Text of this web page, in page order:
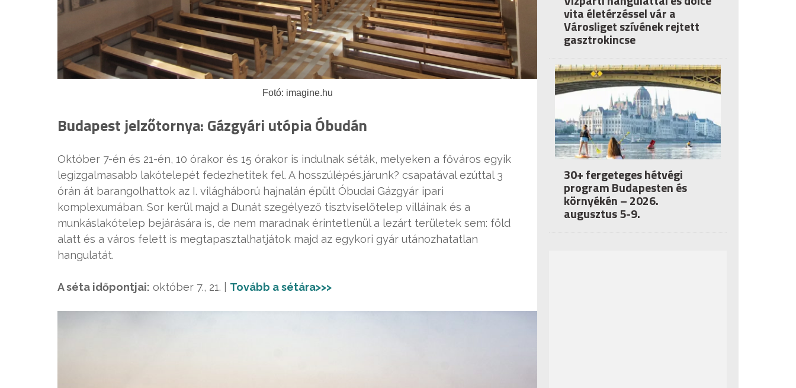
Fotó: imagine.hu
Budapest jelzőtornya: Gázgyári utópia Óbudán
Október 7-én és 21-én, 10 órakor és 15 órakor is indulnak séták, melyeken a főváros egyik
legizgalmasabb lakótelepét fedezhetitek fel. A hosszúlépés.járunk? csapatával ezúttal 3
órán át barangolhattok az I. világháború hajnalán épült Óbudai Gázgyár ipari
komplexumában. Sor kerül majd a Dunát szegélyező tisztviselőtelep villáinak és a
munkáslakótelep bejárására is, de nem maradnak érintetlenül a lezárt területek sem: föld
alatt és a város felett is megtapasztalhatjátok majd az egykori gyár utánozhatatlan
hangulatát.
A séta időpontjai: október 7., 21. | Tovább a sétára>>>
vita életérzéssel vár a
Városliget szívének rejtett
gasztrokincse
30+ fergeteges hétvégi
program Budapesten és
környékén – 2026.
augusztus 5-9.